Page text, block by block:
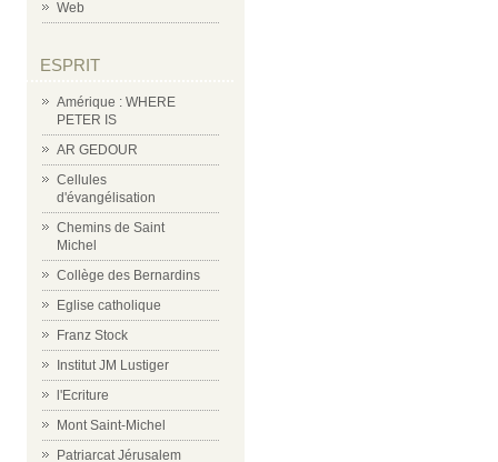
Web
ESPRIT
Amérique : WHERE
PETER IS
AR GEDOUR
Cellules
d'évangélisation
Chemins de Saint
Michel
Collège des Bernardins
Eglise catholique
Franz Stock
Institut JM Lustiger
l'Ecriture
Mont Saint-Michel
Patriarcat Jérusalem